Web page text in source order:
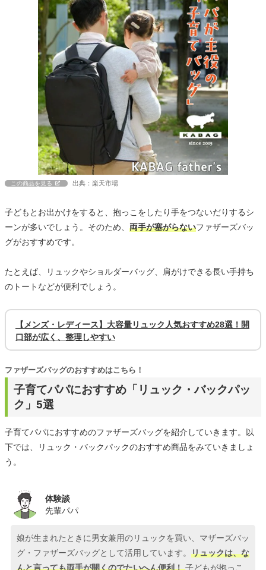
この商品を見る 出典：楽天市場
子どもとお出かけをすると、抱っこをしたり手をつないだりするシ
ーンが多いでしょう。そのため、 両手が塞がらないファザーズバッ
グがおすすめです。
たとえば、リュックやショルダーバッグ、肩がけできる長い手持ち
のトートなどが便利でしょう。
【メンズ・レディース】大容量リュック人気おすすめ28選！開
口部が広く、整理しやすい
子育てパパにおすすめ「リュック・バックパッ
ク」5選
ファザーズバッグのおすすめはこちら！
子育てパパにおすすめのファザーズバッグを紹介していきます。以
下では、リュック・バックパックのおすすめ商品をみていきましょ
う。
体験談
先輩パパ
娘が生まれたときに男女兼用のリュックを買い、マザーズバッ
グ・ファザーズバッグとして活用しています。 リュックは、な
んと言っても両手が開くのでたいへん便利！子どもが抱っこ